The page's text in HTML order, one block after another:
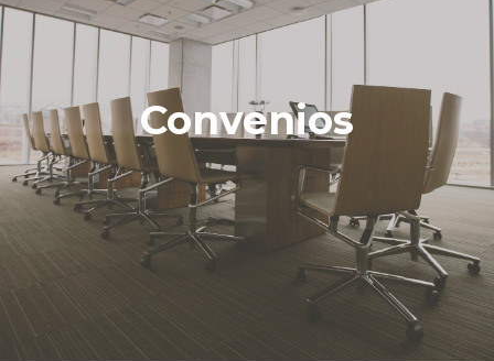
Comunidades Energéticas
Acción Social
La Fundación
Noticias
Transparencia
Órganos de Gobierno
Convenios